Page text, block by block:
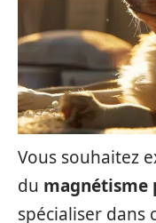
Vous souhaitez
du magnétisme
spécialiser dans